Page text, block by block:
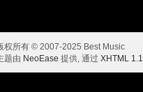
权所有 © 2007-2025 Best Music
题由 NeoEase 提供, 通过 XHTML 1.1